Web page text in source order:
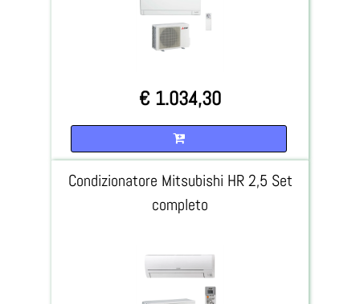
€ 1.034,30
Condizionatore Mitsubishi HR 2,5 Set
completo